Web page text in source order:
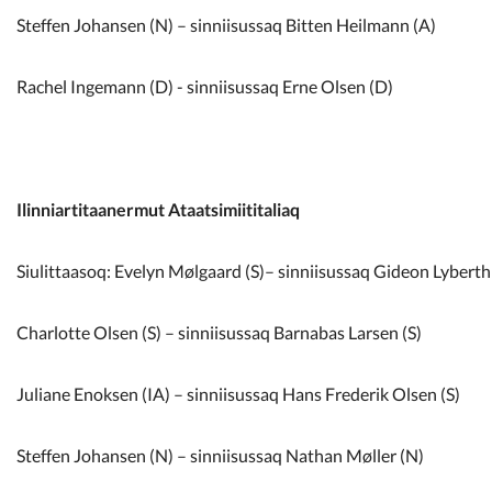
Steffen Johansen (N) – sinniisussaq Bitten Heilmann (A)
Rachel Ingemann (D) - sinniisussaq Erne Olsen (D)
Ilinniartitaanermut Ataatsimiititaliaq
Siulittaasoq: Evelyn Mølgaard (S)– sinniisussaq Gideon Lyberth
Charlotte Olsen (S) – sinniisussaq Barnabas Larsen (S)
Juliane Enoksen (IA) – sinniisussaq Hans Frederik Olsen (S)
Steffen Johansen (N) – sinniisussaq Nathan Møller (N)